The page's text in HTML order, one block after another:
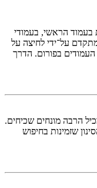
הראשי, בעמודי
על־ידי לחיצה על
בפורום. הדרך
הרבה מונחים שכיחים.
שזמינות בחיפוש